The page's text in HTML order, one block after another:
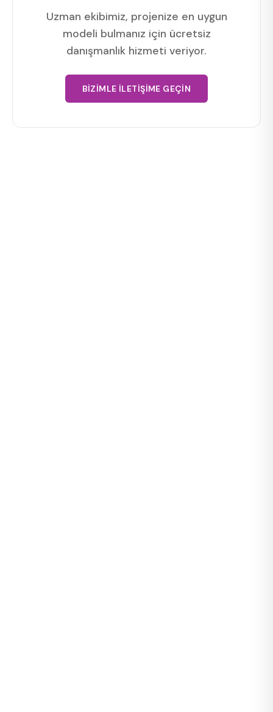
Uzman ekibimiz, projenize en uygun
modeli bulmanız için ücretsiz
danışmanlık hizmeti veriyor.
BIZIMLE İLETIŞIME GEÇIN